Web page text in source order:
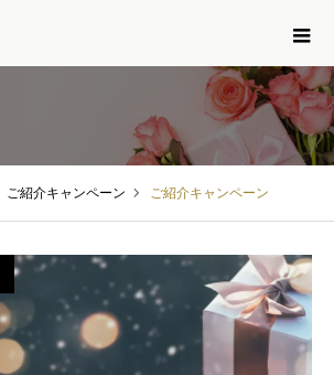
ご紹介キャンペーン ご紹介キャンペーン